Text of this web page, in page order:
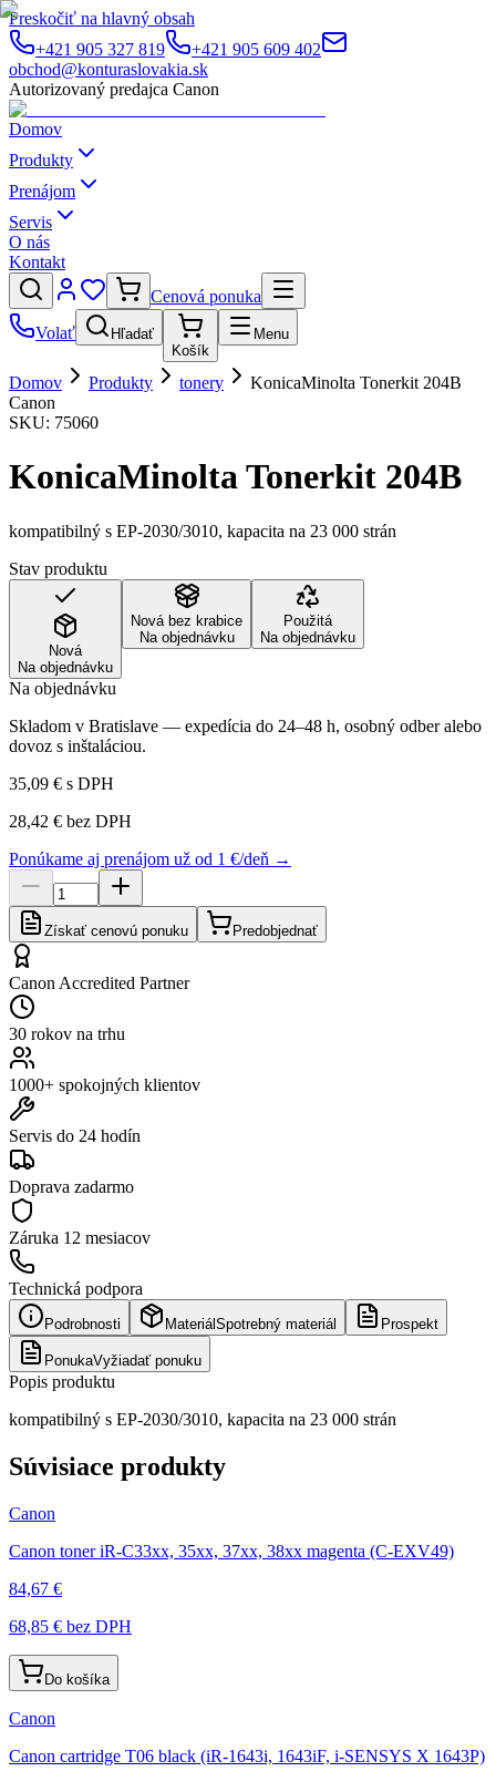
Preskočiť na hlavný obsah
+421 905 327 819
+421 905 609 402
obchod@konturaslovakia.sk
Autorizovaný predajca Canon
Domov
Produkty
Prenájom
Servis
O nás
Kontakt
Cenová ponuka
Volať
Hľadať
Košík
Menu
Domov Produkty tonery
KonicaMinolta Tonerkit 204B
Canon
SKU: 75060
KonicaMinolta Tonerkit 204B
kompatibilný s EP-2030/3010, kapacita na 23 000 strán
Stav produktu
Nová
Na objednávku
Nová bez krabice
Na objednávku
Použitá
Na objednávku
Na objednávku
Skladom v Bratislave — expedícia do 24–48 h, osobný odber alebo
dovoz s inštaláciou.
35,09 € s DPH
28,42 € bez DPH
Ponúkame aj prenájom už od 1 €/deň →
Získať cenovú ponuku Predobjednať
Canon Accredited Partner
30 rokov na trhu
1000+ spokojných klientov
Servis do 24 hodín
Doprava zadarmo
Záruka 12 mesiacov
Technická podpora
Podrobnosti Materiál Spotrebný materiál Prospekt
PonukaVyžiadať ponuku
Popis produktu
kompatibilný s EP-2030/3010, kapacita na 23 000 strán
Súvisiace produkty
Canon
Canon toner iR-C33xx, 35xx, 37xx, 38xx magenta (C-EXV49)
84,67 €
68,85 € bez DPH
Do košíka
Canon
Canon cartridge T06 black (iR-1643i, 1643iF, i-SENSYS X 1643P)